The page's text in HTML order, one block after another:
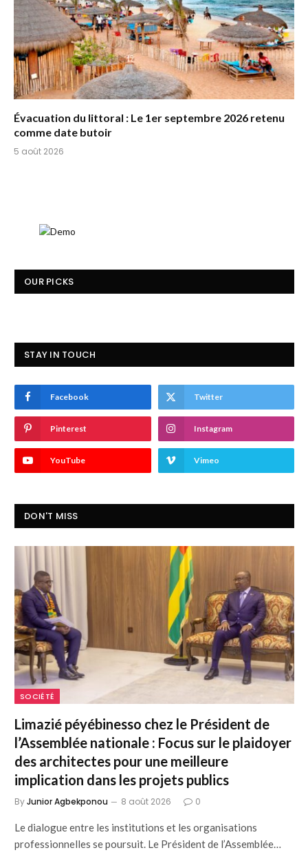
Évacuation du littoral : Le 1er septembre 2026 retenu
comme date butoir
5 août 2026
OUR PICKS
STAY IN TOUCH
Facebook Twitter
Pinterest Instagram
YouTube Vimeo
DON'T MISS
SOCIÉTÉ
Limazié péyébinesso chez le Président de
l’Assemblée nationale : Focus sur le plaidoyer
des architectes pour une meilleure
implication dans les projets publics
ByJunior Agbekponou 8 août 2026 0
Le dialogue entre les institutions et les organisations
professionnelles se poursuit. Le Président de l’Assemblée…